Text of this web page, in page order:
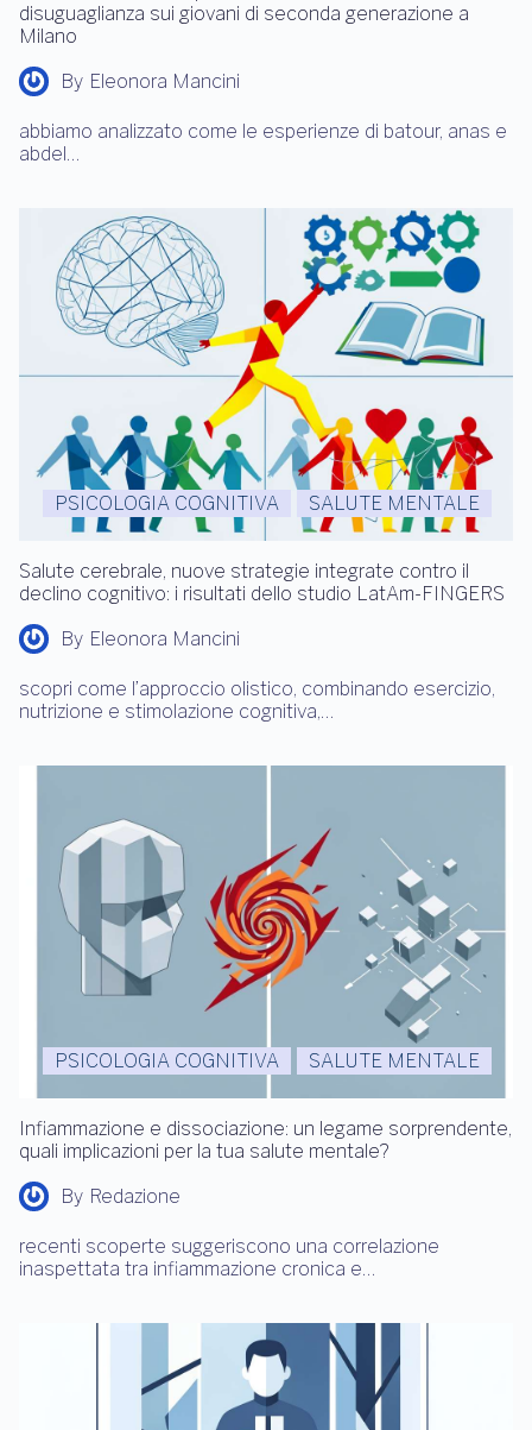
disuguaglianza sui giovani di seconda generazione a
Milano
By Eleonora Mancini
abbiamo analizzato come le esperienze di batour, anas e
abdel…
PSICOLOGIA COGNITIVA SALUTE MENTALE
Salute cerebrale, nuove strategie integrate contro il
declino cognitivo: i risultati dello studio LatAm-FINGERS
By Eleonora Mancini
scopri come l’approccio olistico, combinando esercizio,
nutrizione e stimolazione cognitiva,…
PSICOLOGIA COGNITIVA SALUTE MENTALE
Infiammazione e dissociazione: un legame sorprendente,
quali implicazioni per la tua salute mentale?
By Redazione
recenti scoperte suggeriscono una correlazione
inaspettata tra infiammazione cronica e…